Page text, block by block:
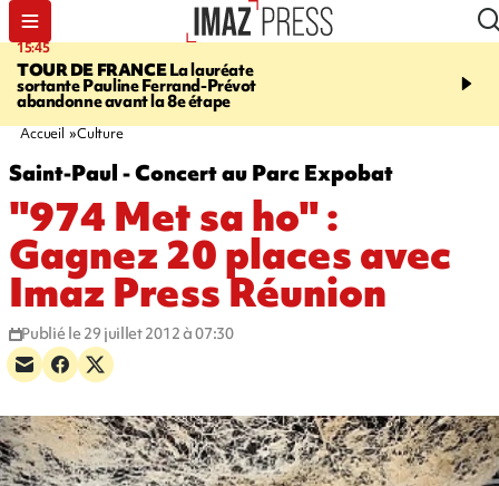
15:45
TOUR DE FRANCELa lauréate
sortante Pauline Ferrand-Prévot
abandonne avant la 8e étape
20:17
routière, concours de
Accueil Culture
Saint-Paul - Concert au Parc Expobat
"974 Met sa ho" :
Gagnez 20 places avec
Imaz Press Réunion
Publié le 29 juillet 2012 à 07:30